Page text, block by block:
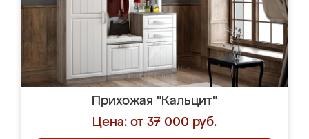
Прихожая "Кальцит"
Цена: от 37 000 руб.